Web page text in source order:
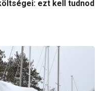
ezt kell tudnod